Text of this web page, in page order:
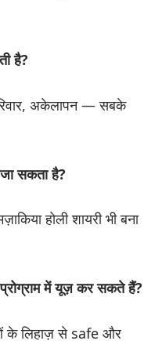
है?
अकेलापन — सबके
सकता है?
होली शायरी भी बना
में यूज़ कर सकते हैं?
के लिहाज़ से safe और